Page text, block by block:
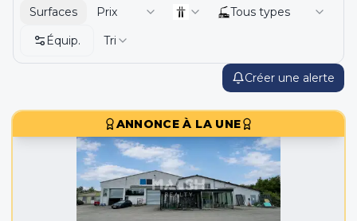
Créer une alerte
Surfaces
Prix
Tous types
Équip.
Tri
ANNONCE À LA UNE